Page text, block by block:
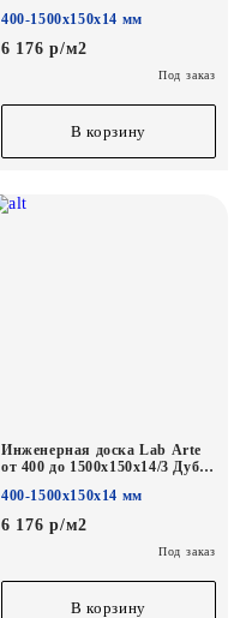
400-1500х150х14 мм
6 176 р/м2
Под заказ
В корзину
Инженерная доска Lab Arte
от 400 до 1500х150х14/3 Дуб
400-1500х150х14 мм
6 176 р/м2
Под заказ
В корзину